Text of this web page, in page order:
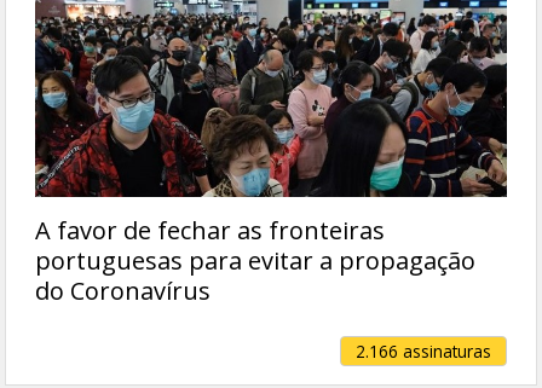
A favor de fechar as fronteiras
portuguesas para evitar a propagação
do Coronavírus
2.166 assinaturas